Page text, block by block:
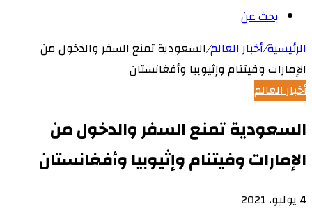
بحث عن
الرئيسية/أخبار العالم/السعودية تمنع السفر والدخول من
الإمارات وفيتنام وإثيوبيا وأفغانستان
أخبار العالم
السعودية تمنع السفر والدخول من
الإمارات وفيتنام وإثيوبيا وأفغانستان
4 يوليو، 2021